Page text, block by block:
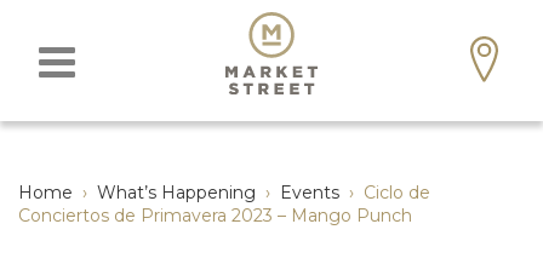
Home › What’s Happening › Events › Ciclo de
Conciertos de Primavera 2023 – Mango Punch